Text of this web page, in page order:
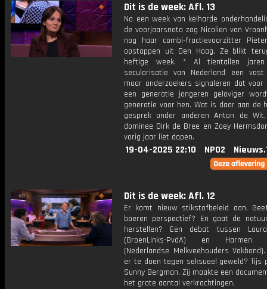
Dit is de week: Afl. 13
Na een week van keiharde
de voorjaarsnota zag Nicolien van
nog haar combi-fractievoorzitter
opstappen uit Den Haag. Ze blikt
heftige week. * Al tientallen
secularisatie van Nederland een vast
maar onderzoekers signaleren dat
een generatie jongeren geloviger
generatie voor hen. Wat is daar aan de
gesprek onder anderen Anton de
dominee Dirk de Bree en Zoey
vorig jaar liet dopen.
19-04-2025 22:10 NPO2
Dit is de week: Afl. 12
Er komt nieuw stikstofbeleid aan.
boeren perspectief? En gaat de
herstellen? Een debat tussen
(GroenLinks-PvdA) en Harmen
(Nederlandse Melkveehouders
er te doen tegen seksueel geweld? Tijs
Sunny Bergman. Zij maakte een
het grote aantal verkrachtingen.